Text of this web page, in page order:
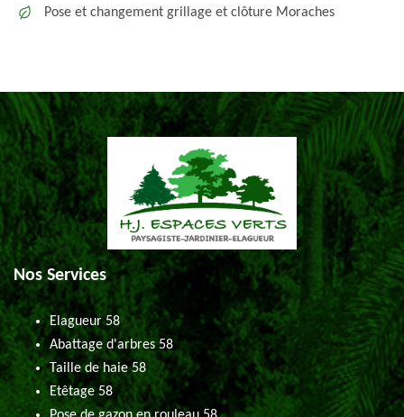
Pose et changement grillage et clôture Moraches
Nos Services
Elagueur 58
Abattage d'arbres 58
Taille de haie 58
Etêtage 58